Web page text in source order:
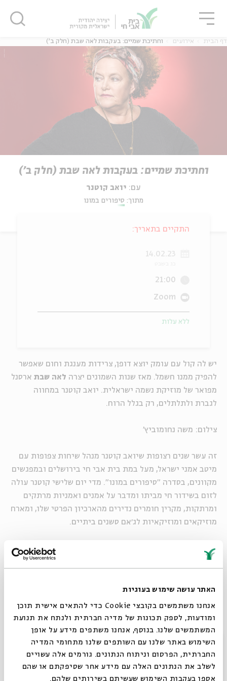
האתר עושה שימוש בעוגיות
אנחנו משתמשים בקובצי Cookie כדי להתאים אישית תוכן
ומודעות, לספק תכונות של מדיה חברתית ולנתח את תנועת
המשתמשים שלנו. בנוסף, אנחנו משתפים מידע על אופן
השימוש באתר שלנו עם השותפים שלנו מתחומי המדיה
החברתית, הפרסום וניתוח הנתונים. גורמים אלה עשויים
לשלב את הנתונים האלה עם מידע אחר שסיפקתם או שהם
אספו בעקבות השימוש שעשיתם בשירותים שלהם.
דף הבית אירועים וחתיכת שמיים: בעקבות לאה שבת (חלק ב')
וחתיכת שמיים: בעקבות לאה שבת (חלק ב')
עם: יואב קוטנר
מתוך: סיפורים במונו
יש לה קול עם עומק יוצא דופן, צרידות מענגת וחום שאפשר
להפיק ממנו חשמל. מאז שנות השמונים יצרה לאה שבת ארסנל
מפואר של מוזיקת נשמה ישראלית. יואב קוטנר במחווה
לגברת ולתלתלים, רק בגלל הרוח.
צילום: משה נחומוביץ'
זה עשר שנים רצופות שיואב קוטנר מנהל שיחות צפופות עם
מיטב אמני ישראל, מעל במת בית אבי חי בירושלים ובמפגשים
מקוונים, בסדרה "סיפורים במונו". מדי יום שלישי קוטנר עולה
לזום בשידור חי מביתו ומדבר על אמנים ואמניות מרתקים
ומרתקות, מקרין חומרים נדירים מהארכיון הפרטי שלו, ומארח
מוזיקאים ומוזיקאיות לג׳אם סשנים ביתיים.
-
עריכה והנחיה: יואב קוטנר
חורי, שיר שרוני
טכנאי השידור בזום: ניר לייסט
הוספה ליומן
תגיות: סיפורים במונו מוזיקה ישראלית נוסטלגיה סיפורים במונו מהבית
התקיים בתאריך:
14.02.23
21:00
Zoom
ללא עלות
סגור
סגור